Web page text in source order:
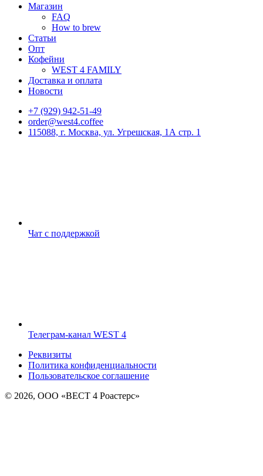
Магазин
FAQ
How to brew
Статьи
Опт
Кофейни
WEST 4 FAMILY
Доставка и оплата
Новости
+7 (929) 942-51-49
order@west4.coffee
115088, г. Москва, ул. Угрешская, 1А стр. 1
Чат с поддержкой
Телеграм-канал WEST 4
Реквизиты
Политика конфиденциальности
Пользовательское соглашение
© 2026, ООО «ВЕСТ 4 Роастерс»